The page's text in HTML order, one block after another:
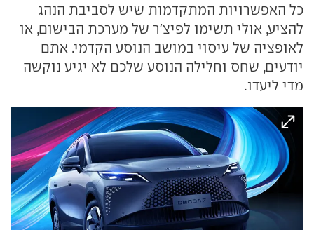
כל האפשרויות המתקדמות שיש לסביבת הנהג
להציע, אולי תשימו לפיצ'ר של מערכת הבישום, או
לאופציה של עיסוי במושב הנוסע הקדמי. אתם
יודעים, שחס וחלילה הנוסע שלכם לא יגיע נוקשה
מדי ליעדו.